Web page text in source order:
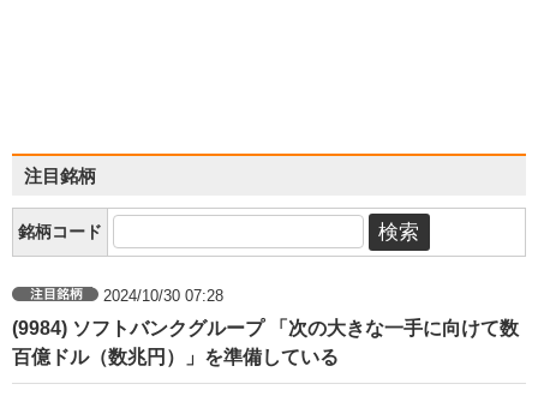
注目銘柄
銘柄コード
2024/10/30 07:28
(9984) ソフトバンクグループ 「次の大きな一手に向けて数
百億ドル（数兆円）」を準備している